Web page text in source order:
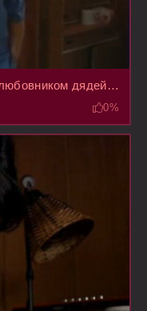
Мать застукала дочь со своим любовником дядей Генной, когда он трахал ее раком в комнате
0%